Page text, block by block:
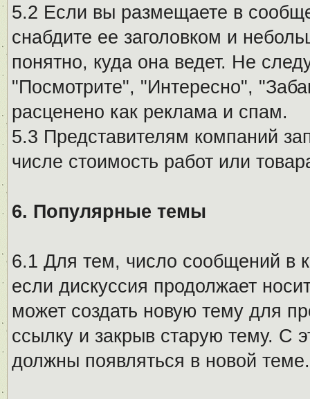
5.2 Если вы размещаете в
снабдите ее заголовком и
понятно, куда она ведет. Не
"Посмотрите", "Интересно",
расценено как реклама и спам.
5.3 Представителям компаний
числе стоимость работ или
6. Популярные темы
6.1 Для тем, число сообщений в
если дискуссия продолжает
может создать новую тему для
ссылку и закрыв старую тему. С
должны появляться в новой теме.